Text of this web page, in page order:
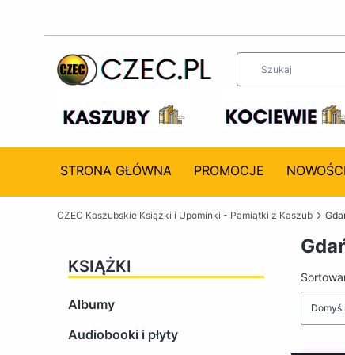
STRONA GŁÓWNA PROMOCJE NOWOŚCI
CZEC Kaszubskie Książki i Upominki - Pamiątki z Kaszub
KSIĄŻKI
Albumy
Audiobooki i płyty
Lista